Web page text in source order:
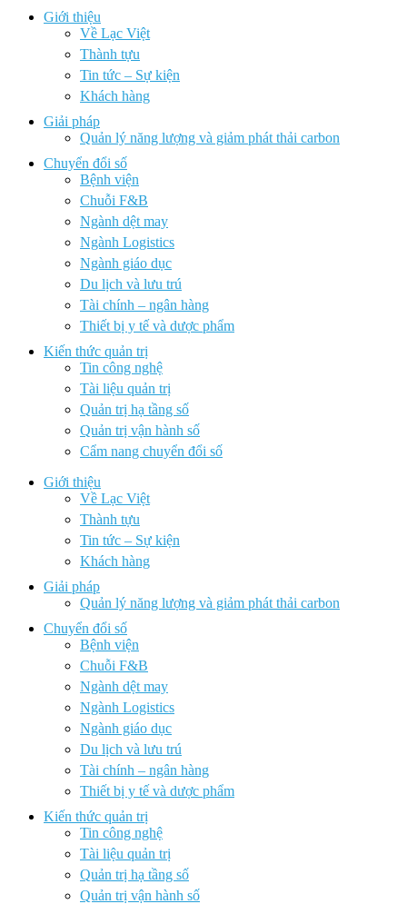
Giới thiệu
Về Lạc Việt
Thành tựu
Tin tức – Sự kiện
Khách hàng
Giải pháp
Quản lý năng lượng và giảm phát thải carbon
Chuyển đổi số
Bệnh viện
Chuỗi F&B
Ngành dệt may
Ngành Logistics
Ngành giáo dục
Du lịch và lưu trú
Tài chính – ngân hàng
Thiết bị y tế và dược phẩm
Kiến thức quản trị
Tin công nghệ
Tài liệu quản trị
Quản trị hạ tầng số
Quản trị vận hành số
Cẩm nang chuyển đổi số
Giới thiệu
Về Lạc Việt
Thành tựu
Tin tức – Sự kiện
Khách hàng
Giải pháp
Quản lý năng lượng và giảm phát thải carbon
Chuyển đổi số
Bệnh viện
Chuỗi F&B
Ngành dệt may
Ngành Logistics
Ngành giáo dục
Du lịch và lưu trú
Tài chính – ngân hàng
Thiết bị y tế và dược phẩm
Kiến thức quản trị
Tin công nghệ
Tài liệu quản trị
Quản trị hạ tầng số
Quản trị vận hành số